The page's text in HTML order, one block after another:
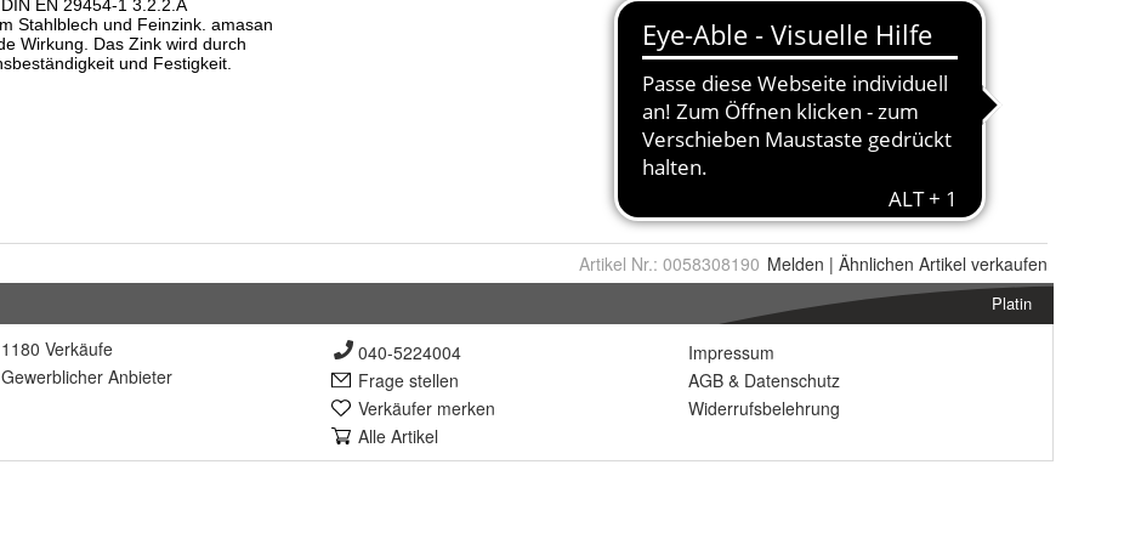
Artikel Nr.: 0058308190 Melden | Ähnlichen Artikel verkaufen
Platin
1180 Verkäufe
Gewerblicher Anbieter
040-5224004
Frage stellen
Verkäufer merken
Alle Artikel
Impressum
AGB & Datenschutz
Widerrufsbelehrung